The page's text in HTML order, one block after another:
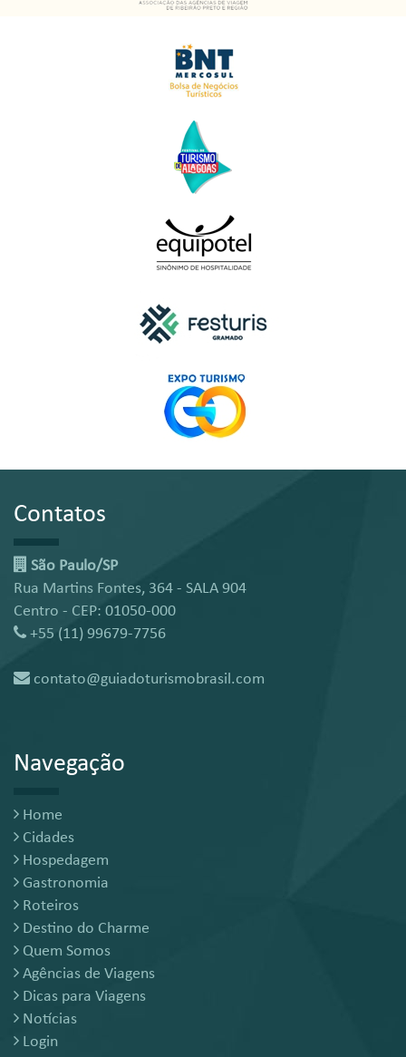
Contatos
São Paulo/SP
Rua Martins Fontes, 364 - SALA 904
Centro - CEP: 01050-000
+55 (11) 99679-7756
contato@guiadoturismobrasil.com
Navegação
Home
Cidades
Hospedagem
Gastronomia
Roteiros
Destino do Charme
Quem Somos
Agências de Viagens
Dicas para Viagens
Notícias
Login